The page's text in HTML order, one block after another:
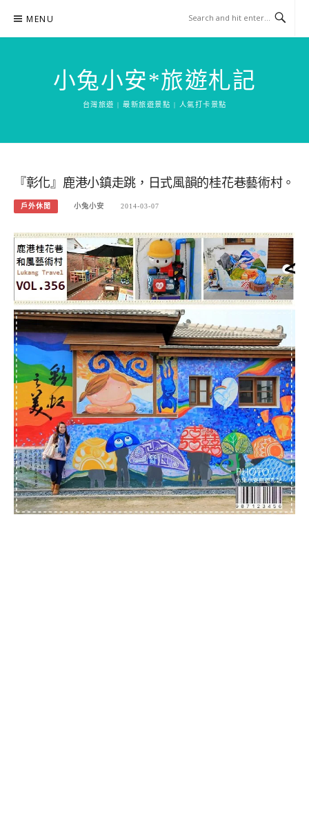
content
MENU
小兔小安*旅遊札記
台灣旅遊 | 最新旅遊景點 | 人氣打卡景點
『彰化』鹿港小鎮走跳，日式風韻的桂花巷藝術村。
戶外休閒 小兔小安 2014-03-07